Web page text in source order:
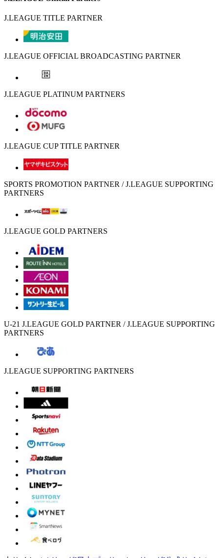
J.LEAGUE TITLE PARTNER
J.LEAGUE OFFICIAL BROADCASTING PARTNER
J.LEAGUE PLATINUM PARTNERS
J.LEAGUE CUP TITLE PARTNER
SPORTS PROMOTION PARTNER / J.LEAGUE SUPPORTING
PARTNERS
J.LEAGUE GOLD PARTNERS
U-21 J.LEAGUE GOLD PARTNER / J.LEAGUE SUPPORTING
PARTNERS
J.LEAGUE SUPPORTING PARTNERS